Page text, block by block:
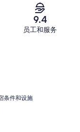
9.4
员工和服务
条件和设施